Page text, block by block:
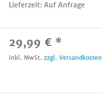
Lieferzeit: Auf Anfrage
29,99 € *
inkl. MwSt.zzgl. Versandkosten